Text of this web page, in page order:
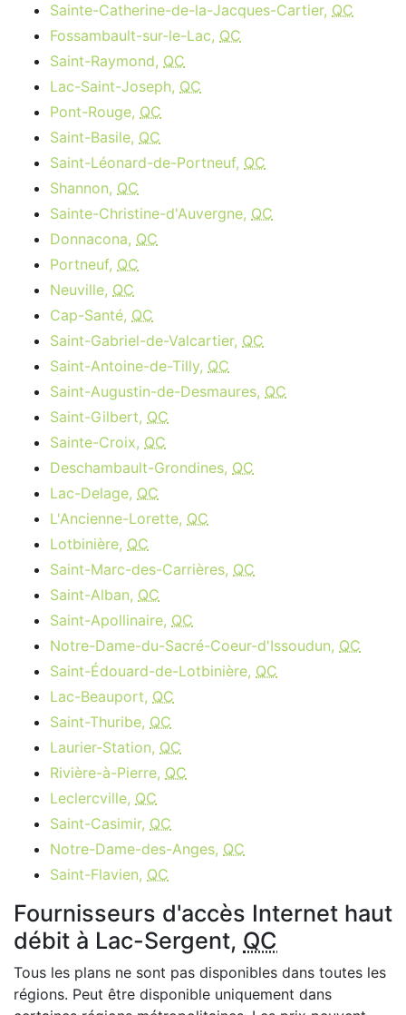
Sainte-Catherine-de-la-Jacques-Cartier, QC
Fossambault-sur-le-Lac, QC
Saint-Raymond, QC
Lac-Saint-Joseph, QC
Pont-Rouge, QC
Saint-Basile, QC
Saint-Léonard-de-Portneuf, QC
Shannon, QC
Sainte-Christine-d'Auvergne, QC
Donnacona, QC
Portneuf, QC
Neuville, QC
Cap-Santé, QC
Saint-Gabriel-de-Valcartier, QC
Saint-Antoine-de-Tilly, QC
Saint-Augustin-de-Desmaures, QC
Saint-Gilbert, QC
Sainte-Croix, QC
Deschambault-Grondines, QC
Lac-Delage, QC
L'Ancienne-Lorette, QC
Lotbinière, QC
Saint-Marc-des-Carrières, QC
Saint-Alban, QC
Saint-Apollinaire, QC
Notre-Dame-du-Sacré-Coeur-d'Issoudun, QC
Saint-Édouard-de-Lotbinière, QC
Lac-Beauport, QC
Saint-Thuribe, QC
Laurier-Station, QC
Rivière-à-Pierre, QC
Leclercville, QC
Saint-Casimir, QC
Notre-Dame-des-Anges, QC
Saint-Flavien, QC
Fournisseurs d'accès Internet haut
débit à Lac-Sergent, QC
Tous les plans ne sont pas disponibles dans toutes les
régions. Peut être disponible uniquement dans